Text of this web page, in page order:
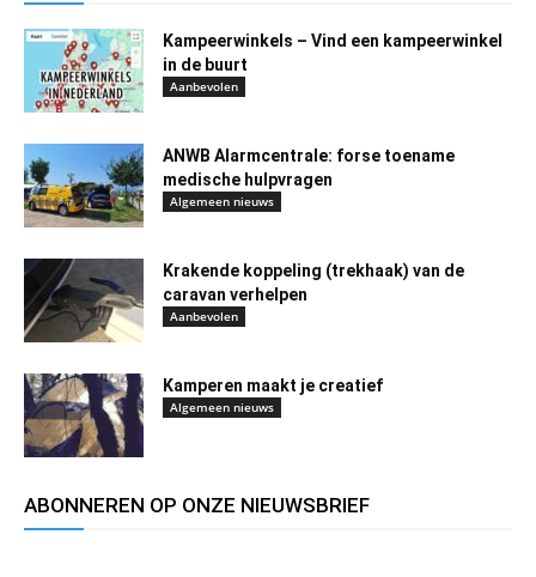
Kampeerwinkels – Vind een kampeerwinkel
in de buurt
Aanbevolen
ANWB Alarmcentrale: forse toename
medische hulpvragen
Algemeen nieuws
Krakende koppeling (trekhaak) van de
caravan verhelpen
Aanbevolen
Kamperen maakt je creatief
Algemeen nieuws
ABONNEREN OP ONZE NIEUWSBRIEF